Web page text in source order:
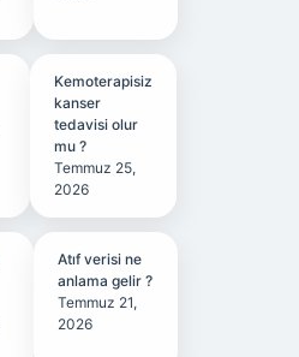
Kemoterapisiz
kanser
tedavisi olur
mu ?
Temmuz 25,
2026
Atıf verisi ne
anlama gelir ?
Temmuz 21,
2026